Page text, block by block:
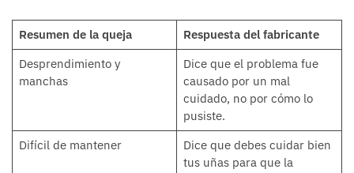
Resumen de la queja
Respuesta del fabricante
Desprendimiento y
manchas
Dice que el problema fue
causado por un mal
cuidado, no por cómo lo
pusiste.
Difícil de mantener
Dice que debes cuidar bien
tus uñas para que la